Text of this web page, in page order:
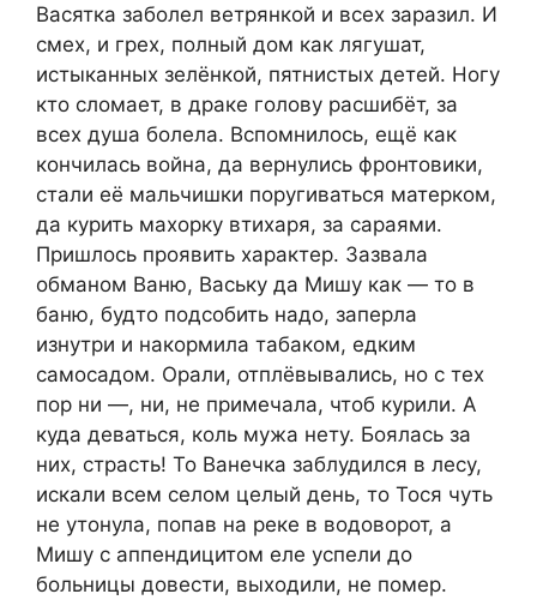
Васятка заболел ветрянкой и всех заразил. И
смех, и грех, полный дом как лягушат,
истыканных зелёнкой, пятнистых детей. Ногу
кто сломает, в драке голову расшибёт, за
всех душа болела. Вспомнилось, ещё как
кончилась война, да вернулись фронтовики,
стали её мальчишки поругиваться матерком,
да курить махорку втихаря, за сараями.
Пришлось проявить характер. Зазвала
обманом Ваню, Ваську да Мишу как — то в
баню, будто подсобить надо, заперла
изнутри и накормила табаком, едким
самосадом. Орали, отплёвывались, но с тех
пор ни —, ни, не примечала, чтоб курили. А
куда деваться, коль мужа нету. Боялась за
них, страсть! То Ванечка заблудился в лесу,
искали всем селом целый день, то Тося чуть
не утонула, попав на реке в водоворот, а
Мишу с аппендицитом еле успели до
больницы довести, выходили, не помер.